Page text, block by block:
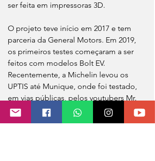
ser feita em impressoras 3D.
O projeto teve início em 2017 e tem
parceria da General Motors. Em 2019,
os primeiros testes começaram a ser
feitos com modelos Bolt EV.
Recentemente, a Michelin levou os
UPTIS até Munique, onde foi testado,
em vias públicas, pelos youtubers Mr.
JWW e Gercollector em um e-Mini.